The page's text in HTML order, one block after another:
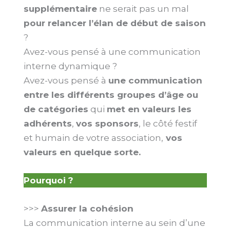
supplémentairene serait pas un mal
pour relancer l’élan de début de saison
?
Avez-vous pensé à une communication
interne dynamique ?
Avez-vous pensé à une communication
entre les différents groupes d’âge ou
de catégories qui met en valeurs les
adhérents, vos sponsors, le côté festif
et humain de votre association, vos
valeurs en quelque sorte.
Pourquoi ?
>>> Assurer la cohésion
La communication interne au sein d’une